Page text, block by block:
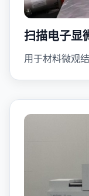
扫描电子显
用于材料微观